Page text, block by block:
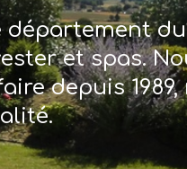
du
et spas.
depuis